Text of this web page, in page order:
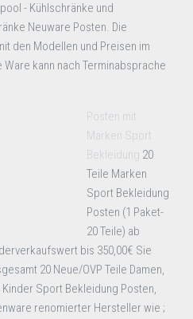
- Kühlschränke und
Neuware Posten. Die
den Modellen und Preisen im
Ware kann nach Terminabsprache
Posten mit
Marken Sport
Bekleidung 20
Teile Marken
Sport Bekleidung
Posten (1 Paket-
20 Teile) ab
bis 350,00€ Sie
20 Neue/OVP Teile Damen,
Sport Bekleidung Posten,
renomierter Hersteller wie ;